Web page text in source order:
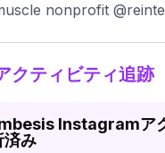
nonprofit
クティビティ追跡
Instagramア
済み